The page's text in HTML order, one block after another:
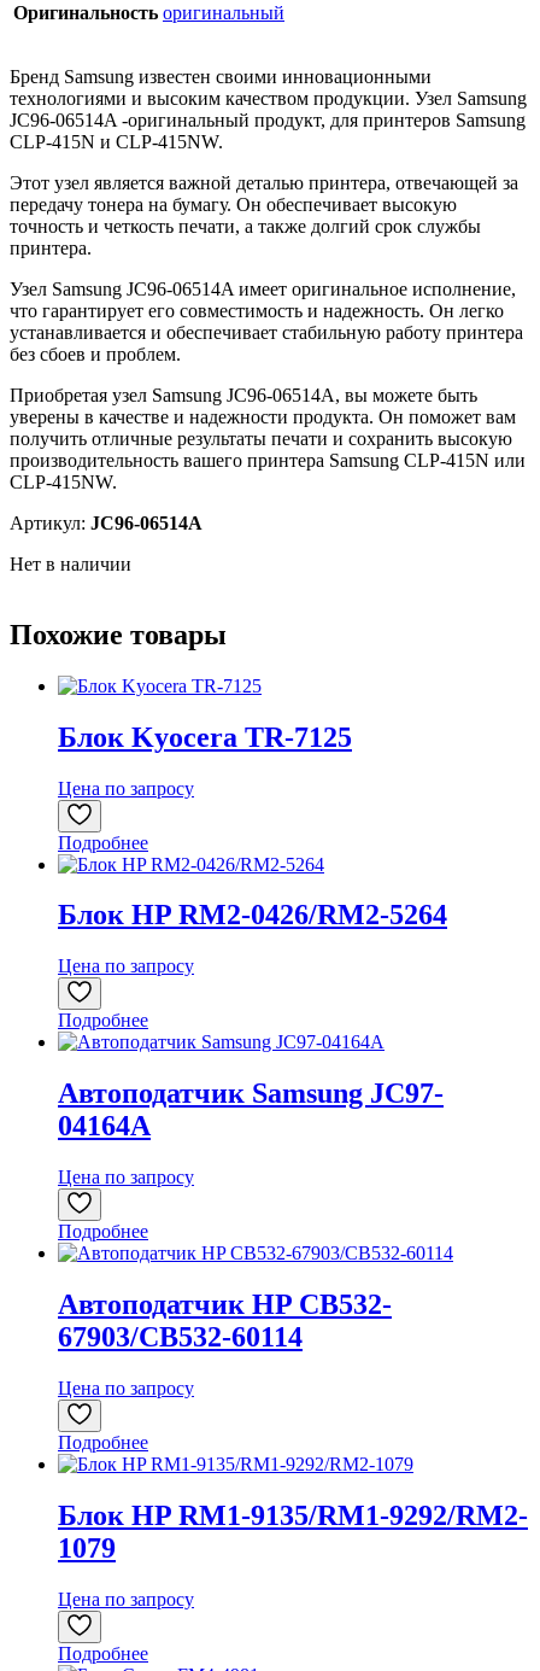
Оригинальность оригинальный
Бренд Samsung известен своими инновационными
технологиями и высоким качеством продукции. Узел Samsung
JC96-06514A -оригинальный продукт, для принтеров Samsung
CLP-415N и CLP-415NW.
Этот узел является важной деталью принтера, отвечающей за
передачу тонера на бумагу. Он обеспечивает высокую
точность и четкость печати, а также долгий срок службы
принтера.
Узел Samsung JC96-06514A имеет оригинальное исполнение,
что гарантирует его совместимость и надежность. Он легко
устанавливается и обеспечивает стабильную работу принтера
без сбоев и проблем.
Приобретая узел Samsung JC96-06514A, вы можете быть
уверены в качестве и надежности продукта. Он поможет вам
получить отличные результаты печати и сохранить высокую
производительность вашего принтера Samsung CLP-415N или
CLP-415NW.
Артикул: JC96-06514A
Нет в наличии
Похожие товары
Блок Kyocera TR-7125
Цена по запросу
Подробнее
Блок HP RM2-0426/RM2-5264
Цена по запросу
Подробнее
Автоподатчик Samsung JC97-
04164A
Цена по запросу
Подробнее
Автоподатчик HP CB532-
67903/CB532-60114
Цена по запросу
Подробнее
Блок HP RM1-9135/RM1-9292/RM2-
1079
Цена по запросу
Подробнее